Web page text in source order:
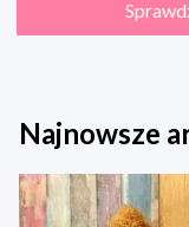
Najnowsze